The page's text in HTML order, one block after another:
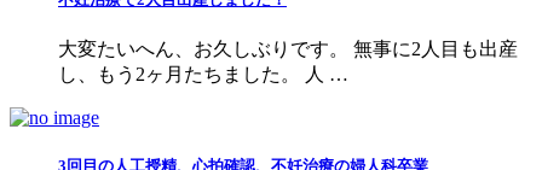
大変たいへん、お久しぶりです。 無事に2人目も出産
し、もう2ヶ月たちました。 人 …
3回目の人工授精、心拍確認、不妊治療の婦人科卒業